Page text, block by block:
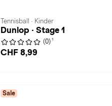
Tennisball · Kinder
Dunlop · Stage 1
(0) 1
CHF 8,99
Sale